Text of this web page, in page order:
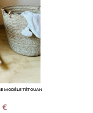
MODÈLE TÉTOUAN
€